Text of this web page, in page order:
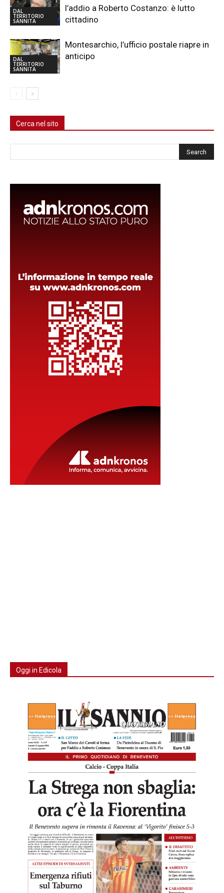
DAL
TERRITORIO
SANNITA
l’addio a Roberto Costanzo: è lutto
cittadino
DAL
TERRITORIO
SANNITA
Montesarchio, l’ufficio postale riapre in
anticipo
Cerca nel sito
Oggi in Edicola